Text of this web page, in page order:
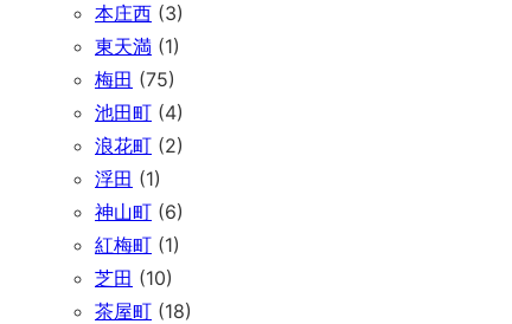
本庄西 (3)
東天満 (1)
梅田 (75)
池田町 (4)
浪花町 (2)
浮田 (1)
神山町 (6)
紅梅町 (1)
芝田 (10)
茶屋町 (18)